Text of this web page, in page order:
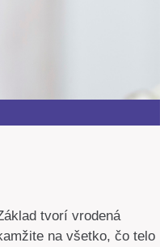
tvorí vrodená
na všetko, čo telo